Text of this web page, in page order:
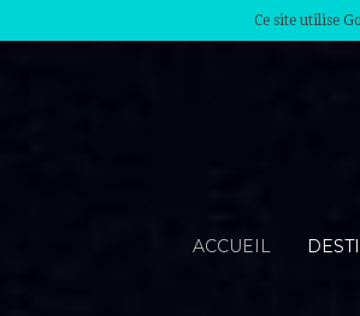
Ce site utilise
ACCUEIL